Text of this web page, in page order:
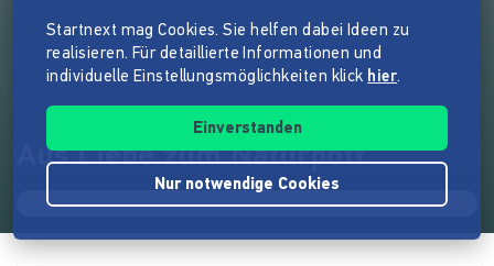
Aus Liebe zum Naturpott
Startnext mag Cookies. Sie helfen dabei Ideen zu
realisieren. Für detaillierte Informationen und
individuelle Einstellungsmöglichkeiten klick hier.
Einverstanden
Nur notwendige Cookies